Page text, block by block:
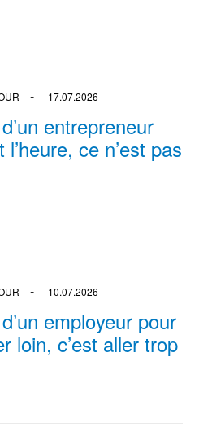
17.07.2026
entrepreneur
ce n’est pas
10.07.2026
employeur pour
loin, c’est aller trop